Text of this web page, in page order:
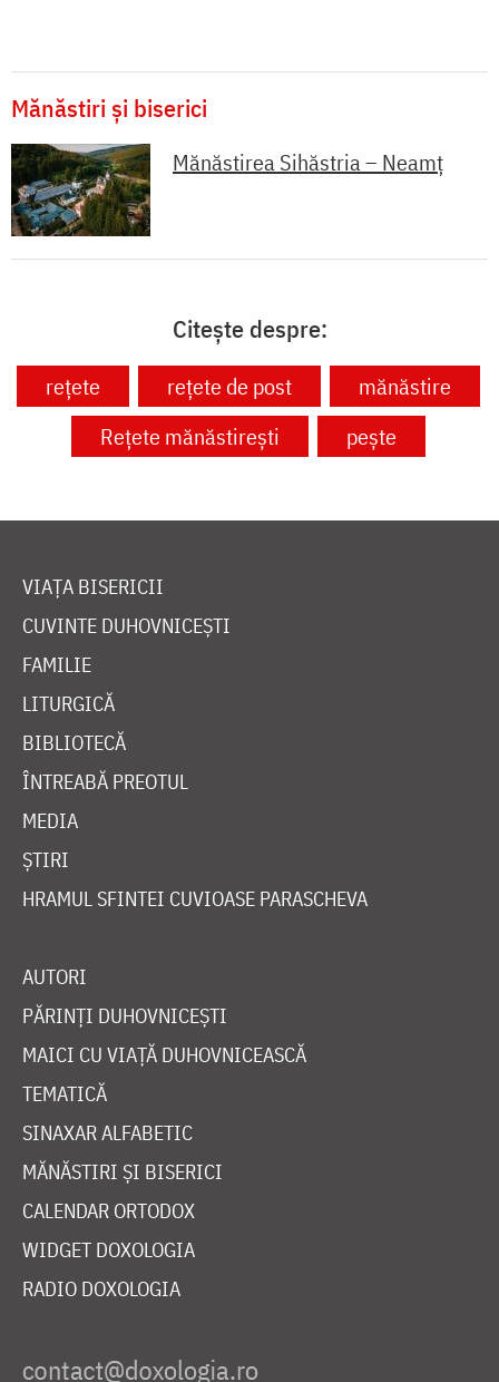
Mănăstiri și biserici
Mănăstirea Sihăstria – Neamț
Citește despre:
rețete rețete de post
mănăstire
Rețete mănăstirești
pește
VIAȚA BISERICII
CUVINTE DUHOVNICEȘTI
FAMILIE
LITURGICĂ
BIBLIOTECĂ
ÎNTREABĂ PREOTUL
MEDIA
ȘTIRI
HRAMUL SFINTEI CUVIOASE PARASCHEVA
AUTORI
PĂRINȚI DUHOVNICEȘTI
MAICI CU VIAȚĂ DUHOVNICEASCĂ
TEMATICĂ
SINAXAR ALFABETIC
MĂNĂSTIRI ȘI BISERICI
CALENDAR ORTODOX
WIDGET DOXOLOGIA
RADIO DOXOLOGIA